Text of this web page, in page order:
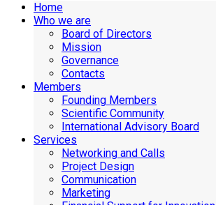
Home
Who we are
Board of Directors
Mission
Governance
Contacts
Members
Founding Members
Scientific Community
International Advisory Board
Services
Networking and Calls
Project Design
Communication
Marketing